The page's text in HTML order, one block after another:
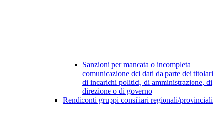
Sanzioni per mancata o incompleta
comunicazione dei dati da parte dei titolari
di incarichi politici, di amministrazione, di
direzione o di governo
Rendiconti gruppi consiliari regionali/provinciali